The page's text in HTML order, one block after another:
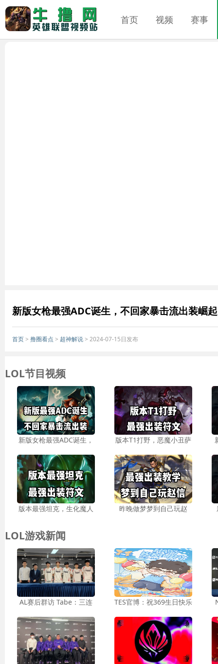
首页 视频 赛事
新版女枪最强ADC诞生，不回家暴击流出装崛起
首页> 撸圈看点 > 超神解说> 2024-07-15日发布
LOL节目视频
新版女枪最强ADC诞生， 版本T1打野，恶魔小丑萨
版本最强坦克，生化魔人 昨晚做梦梦到自己玩赵
LOL游戏新闻
AL赛后群访 Tabe：三连 TES官博：祝369生日快乐